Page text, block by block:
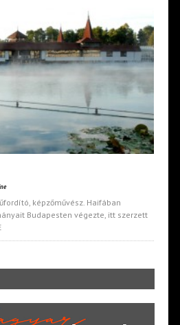
képzőművész. Haifában
Budapesten végezte, itt szerzett